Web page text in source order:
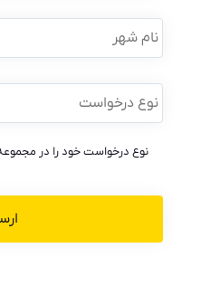
نام
شهر
نوع
درخواست *
نوع درخواست خود را در